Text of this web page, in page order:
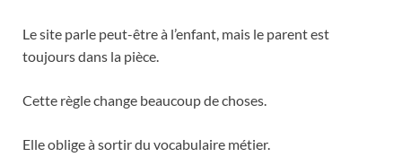
Le site parle peut-être à l’enfant, mais le parent est
toujours dans la pièce.
Cette règle change beaucoup de choses.
Elle oblige à sortir du vocabulaire métier.